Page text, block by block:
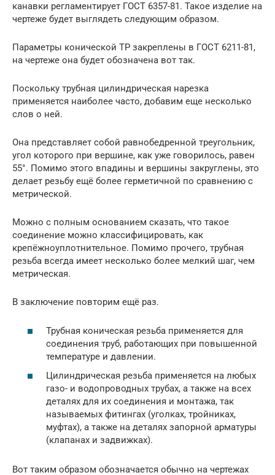
канавки регламентирует ГОСТ 6357-81. Такое изделие на
чертеже будет выглядеть следующим образом.
Параметры конической ТР закреплены в ГОСТ 6211-81,
на чертеже она будет обозначена вот так.
Поскольку трубная цилиндрическая нарезка
применяется наиболее часто, добавим еще несколько
слов о ней.
Она представляет собой равнобедренной треугольник,
угол которого при вершине, как уже говорилось, равен
55°. Помимо этого впадины и вершины закруглены, это
делает резьбу ещё более герметичной по сравнению с
метрической.
Можно с полным основанием сказать, что такое
соединение можно классифицировать, как
крепёжноуплотнительное. Помимо прочего, трубная
резьба всегда имеет несколько более мелкий шаг, чем
метрическая.
В заключение повторим ещё раз.
Трубная коническая резьба применяется для
соединения труб, работающих при повышенной
температуре и давлении.
Цилиндрическая резьба применяется на любых
газо- и водопроводных трубах, а также на всех
деталях для их соединения и монтажа, так
называемых фитингах (уголках, тройниках,
муфтах), а также на деталях запорной арматуры
(клапанах и задвижках).
Вот таким образом обозначается обычно на чертежах